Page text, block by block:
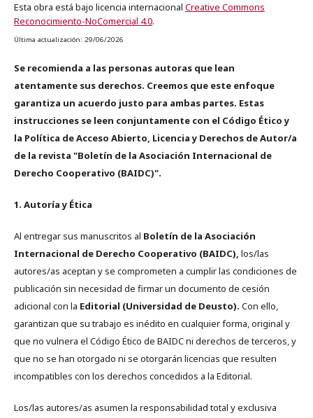
Esta obra está bajo licencia internacional Creative Commons
Reconocimiento-NoComercial 4.0.
Última actualización: 29/06/2026
Se recomienda a las personas autoras que lean
atentamente sus derechos. Creemos que este enfoque
garantiza un acuerdo justo para ambas partes. Estas
instrucciones se leen conjuntamente con el Código Ético y
la Política de Acceso Abierto, Licencia y Derechos de Autor/a
de la revista "Boletín de la Asociación Internacional de
Derecho Cooperativo (BAIDC)".
1. Autoría y Ética
Al entregar sus manuscritos al Boletín de la Asociación
Internacional de Derecho Cooperativo (BAIDC), los/las
autores/as aceptan y se comprometen a cumplir las condiciones de
publicación sin necesidad de firmar un documento de cesión
adicional con la Editorial (Universidad de Deusto). Con ello,
garantizan que su trabajo es inédito en cualquier forma, original y
que no vulnera el Código Ético de BAIDC ni derechos de terceros, y
que no se han otorgado ni se otorgarán licencias que resulten
incompatibles con los derechos concedidos a la Editorial.
Los/las autores/as asumen la responsabilidad total y exclusiva